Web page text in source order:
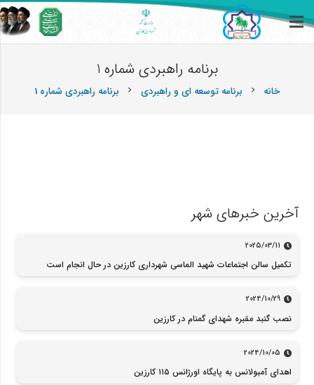
برنامه راهبردی شماره 1
خانه chevron_right برنامه توسعه ای و راهبردی chevron_right برنامه راهبردی شماره 1
آخرین خبرهای شهر
2025/03/11
تکمیل سالن اجتماعات شهید الماسی شهرداری کارزین در حال انجام است
2024/10/29
نصب گنبد مقبره شهدای گمنام در کارزین
2024/10/05
اهدای آمبولانس به پایگاه اورژانس ۱۱۵ کارزین